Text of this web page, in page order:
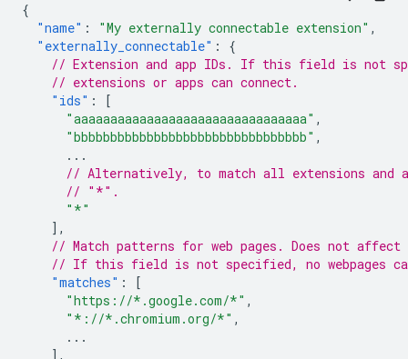
{
"name" : "My externally connectable extension" ,
"externally_connectable" :
{
// Extension and app IDs. If this field is not
// extensions or apps can connect.
"ids" :
[
"aaaaaaaaaaaaaaaaaaaaaaaaaaaaaaaa" ,
"bbbbbbbbbbbbbbbbbbbbbbbbbbbbbbbb" ,
...
// Alternatively, to match all extensions and
// "*".
"*"
],
// Match patterns for web pages. Does not
// If this field is not specified, no webpages
"matches" :
[
"https://*.google.com/*" ,
"*://*.chromium.org/*" ,
...
],